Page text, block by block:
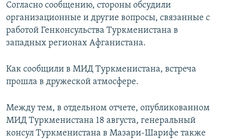
Согласно сообщению, стороны обсудили
организационные и другие вопросы, связанные с
работой Генконсульства Туркменистана в
западных регионах Афганистана.
Как сообщили в МИД Туркменистана, встреча
прошла в дружеской атмосфере.
Между тем, в отдельном отчете, опубликованном
МИД Туркменистана 18 августа, генеральный
консул Туркменистана в Мазари-Шарифе также